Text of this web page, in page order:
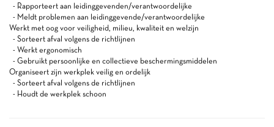
- Rapporteert aan leidinggevenden/verantwoordelijke
- Meldt problemen aan leidinggevende/verantwoordelijke
Werkt met oog voor veiligheid, milieu, kwaliteit en welzijn
- Sorteert afval volgens de richtlijnen
- Werkt ergonomisch
- Gebruikt persoonlijke en collectieve beschermingsmiddelen
Organiseert zijn werkplek veilig en ordelijk
- Sorteert afval volgens de richtlijnen
- Houdt de werkplek schoon